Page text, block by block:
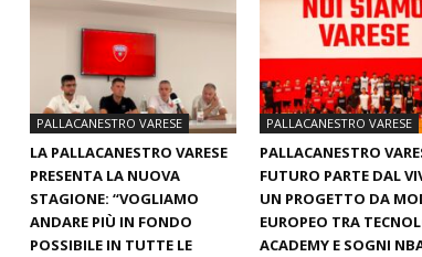
PALLACANESTRO VARESE
LA PALLACANESTRO VARESE
PRESENTA LA NUOVA
STAGIONE: “VOGLIAMO
ANDARE PIÙ IN FONDO
POSSIBILE IN TUTTE LE
PALLACANESTRO VARESE
PALLACANESTRO
FUTURO PARTE DAL
UN PROGETTO DA
EUROPEO TRA
ACADEMY E SOGNI